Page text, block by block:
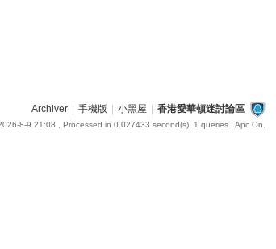
Archiver 手機版 小黑屋 香港愛華頓迷討論區
8-9 21:08 , Processed in 0.027433 second(s), 1 queries , Apc On.